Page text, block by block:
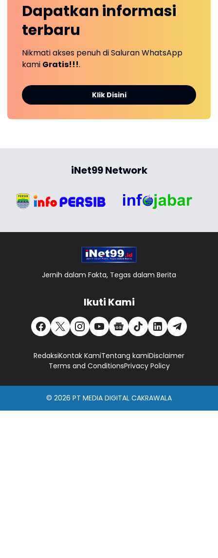
Dapatkan informasi
terbaru
Nikmati akses penuh di Saluran WhatsApp
kami Gratis!!!.
Klik Disini
iNet99 Network
Jernih dalam Fakta, Tegas dalam Berita
Ikuti Kami
RedaksiKontak KamiTentang kamiDisclaimer
Terms and ConditionsPrivacy Policy
© 2026 PT MEDIA DIGITAL CAKRAWALA